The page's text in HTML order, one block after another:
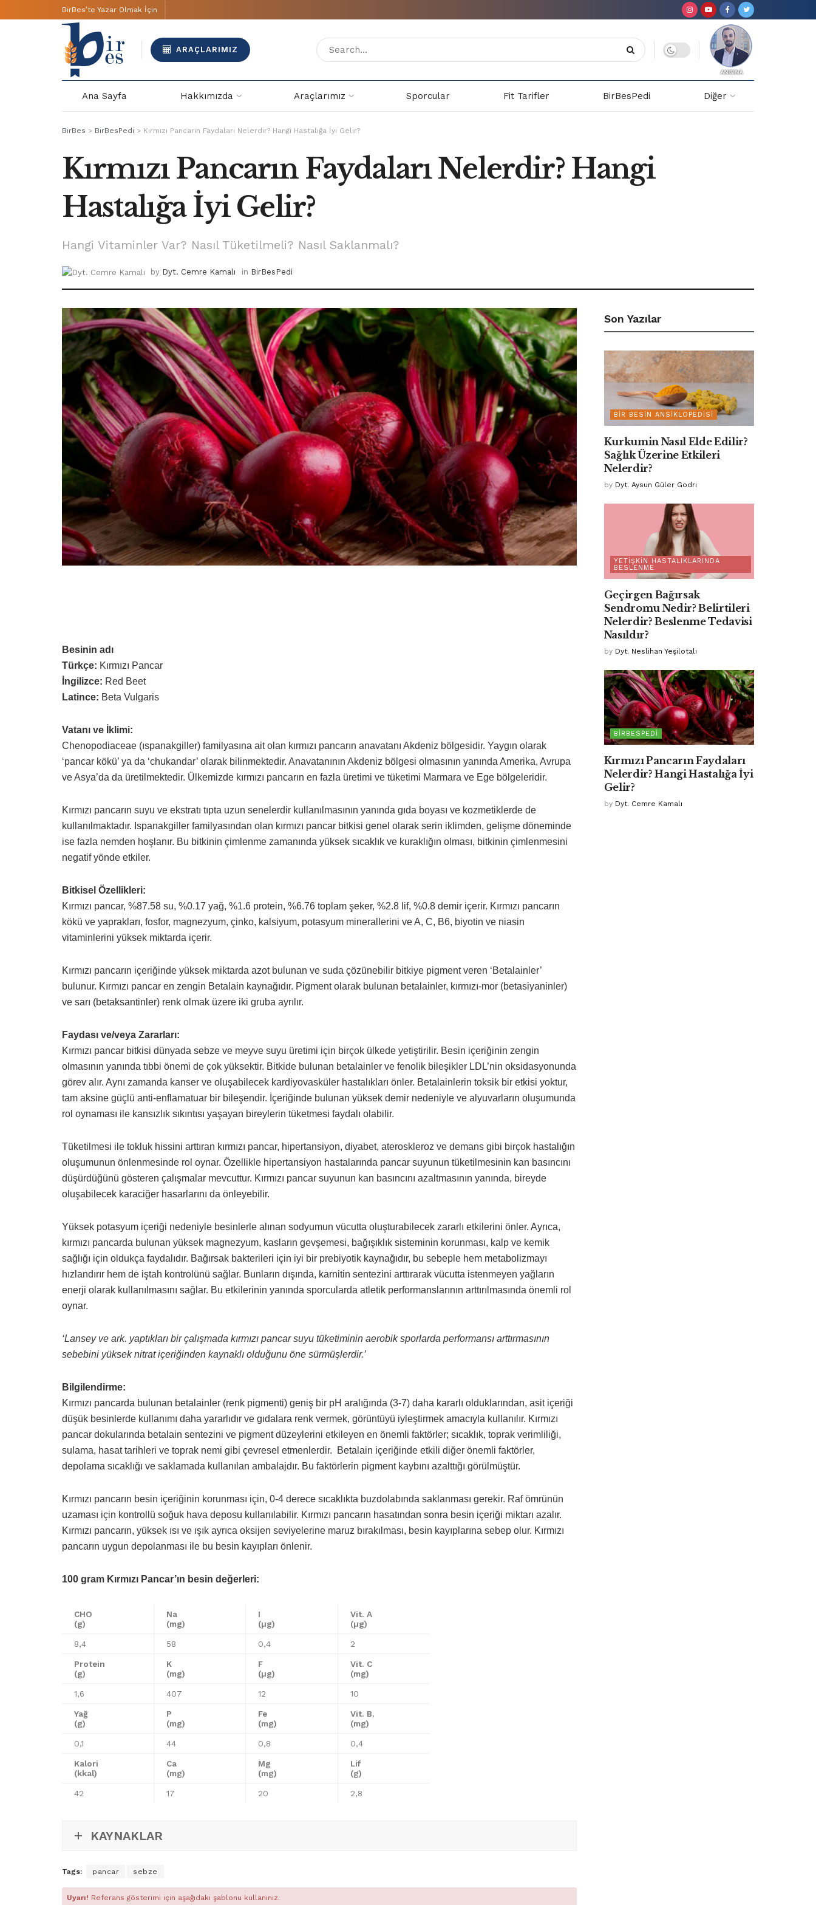
BirBes’te Yazar Olmak İçin
ARAÇLARIMIZ
Ana Sayfa Hakkımızda Araçlarımız Sporcular Fit Tarifler BirBesPedi Diğer
BirBes > BirBesPedi > Kırmızı Pancarın Faydaları Nelerdir? Hangi Hastalığa İyi Gelir?
Kırmızı Pancarın Faydaları Nelerdir? Hangi
Hastalığa İyi Gelir?
Hangi Vitaminler Var? Nasıl Tüketilmeli? Nasıl Saklanmalı?
by Dyt. Cemre Kamalı in BirBesPedi
Besinin adı
Türkçe: Kırmızı Pancar
İngilizce: Red Beet
Latince: Beta Vulgaris
Vatanı ve İklimi:
Chenopodiaceae (ıspanakgiller) familyasına ait olan kırmızı pancarın anavatanı Akdeniz bölgesidir. Yaygın olarak
‘pancar kökü’ ya da ‘chukandar’ olarak bilinmektedir. Anavatanının Akdeniz bölgesi olmasının yanında Amerika, Avrupa
ve Asya’da da üretilmektedir. Ülkemizde kırmızı pancarın en fazla üretimi ve tüketimi Marmara ve Ege bölgeleridir.
Kırmızı pancarın suyu ve ekstratı tıpta uzun senelerdir kullanılmasının yanında gıda boyası ve kozmetiklerde de
kullanılmaktadır. Ispanakgiller familyasından olan kırmızı pancar bitkisi genel olarak serin iklimden, gelişme döneminde
ise fazla nemden hoşlanır. Bu bitkinin çimlenme zamanında yüksek sıcaklık ve kuraklığın olması, bitkinin çimlenmesini
negatif yönde etkiler.
Bitkisel Özellikleri:
Kırmızı pancar, %87.58 su, %0.17 yağ, %1.6 protein, %6.76 toplam şeker, %2.8 lif, %0.8 demir içerir. Kırmızı pancarın
kökü ve yaprakları, fosfor, magnezyum, çinko, kalsiyum, potasyum minerallerini ve A, C, B6, biyotin ve niasin
vitaminlerini yüksek miktarda içerir.
Kırmızı pancarın içeriğinde yüksek miktarda azot bulunan ve suda çözünebilir bitkiye pigment veren ‘Betalainler’
bulunur. Kırmızı pancar en zengin Betalain kaynağıdır. Pigment olarak bulunan betalainler, kırmızı-mor (betasiyaninler)
ve sarı (betaksantinler) renk olmak üzere iki gruba ayrılır.
Faydası ve/veya Zararları:
Kırmızı pancar bitkisi dünyada sebze ve meyve suyu üretimi için birçok ülkede yetiştirilir. Besin içeriğinin zengin
olmasının yanında tıbbi önemi de çok yüksektir. Bitkide bulunan betalainler ve fenolik bileşikler LDL’nin oksidasyonunda
görev alır. Aynı zamanda kanser ve oluşabilecek kardiyovasküler hastalıkları önler. Betalainlerin toksik bir etkisi yoktur,
tam aksine güçlü anti-enflamatuar bir bileşendir. İçeriğinde bulunan yüksek demir nedeniyle ve alyuvarların oluşumunda
rol oynaması ile kansızlık sıkıntısı yaşayan bireylerin tüketmesi faydalı olabilir.
Tüketilmesi ile tokluk hissini arttıran kırmızı pancar, hipertansiyon, diyabet, ateroskleroz ve demans gibi birçok hastalığın
oluşumunun önlenmesinde rol oynar. Özellikle hipertansiyon hastalarında pancar suyunun tüketilmesinin kan basıncını
düşürdüğünü gösteren çalışmalar mevcuttur. Kırmızı pancar suyunun kan basıncını azaltmasının yanında, bireyde
oluşabilecek karaciğer hasarlarını da önleyebilir.
Yüksek potasyum içeriği nedeniyle besinlerle alınan sodyumun vücutta oluşturabilecek zararlı etkilerini önler. Ayrıca,
kırmızı pancarda bulunan yüksek magnezyum, kasların gevşemesi, bağışıklık sisteminin korunması, kalp ve kemik
sağlığı için oldukça faydalıdır. Bağırsak bakterileri için iyi bir prebiyotik kaynağıdır, bu sebeple hem metabolizmayı
hızlandırır hem de iştah kontrolünü sağlar. Bunların dışında, karnitin sentezini arttırarak vücutta istenmeyen yağların
enerji olarak kullanılmasını sağlar. Bu etkilerinin yanında sporcularda atletik performanslarının arttırılmasında önemli rol
oynar.
‘Lansey ve ark. yaptıkları bir çalışmada kırmızı pancar suyu tüketiminin aerobik sporlarda performansı arttırmasının
sebebini yüksek nitrat içeriğinden kaynaklı olduğunu öne sürmüşlerdir.’
Bilgilendirme:
Kırmızı pancarda bulunan betalainler (renk pigmenti) geniş bir pH aralığında (3-7) daha kararlı olduklarından, asit içeriği
düşük besinlerde kullanımı daha yararlıdır ve gıdalara renk vermek, görüntüyü iyleştirmek amacıyla kullanılır. Kırmızı
pancar dokularında betalain sentezini ve pigment düzeylerini etkileyen en önemli faktörler; sıcaklık, toprak verimliliği,
sulama, hasat tarihleri ve toprak nemi gibi çevresel etmenlerdir. Betalain içeriğinde etkili diğer önemli faktörler,
depolama sıcaklığı ve saklamada kullanılan ambalajdır. Bu faktörlerin pigment kaybını azalttığı görülmüştür.
Kırmızı pancarın besin içeriğinin korunması için, 0-4 derece sıcaklıkta buzdolabında saklanması gerekir. Raf ömrünün
uzaması için kontrollü soğuk hava deposu kullanılabilir. Kırmızı pancarın hasatından sonra besin içeriği miktarı azalır.
Kırmızı pancarın, yüksek ısı ve ışık ayrıca oksijen seviyelerine maruz bırakılması, besin kayıplarına sebep olur. Kırmızı
pancarın uygun depolanması ile bu besin kayıpları önlenir.
100 gram Kırmızı Pancar’ın besin değerleri:
CHO
(g)
Na
(mg)
I
(µg)
Vit. A
(µg)
8,4 58 0,4 2
Protein
(g)
K
(mg)
F
(µg)
Vit. C
(mg)
1,6 407 12 10
Yağ
(g)
P
(mg)
Fe
(mg)
Vit. B³
(mg)
0,1 44 0,8 0,4
Kalori
(kkal)
Ca
(mg)
Mg
(mg)
Lif
(g)
42 17 20 2,8
KAYNAKLAR
Tags: pancar sebze
Uyarı! Referans gösterimi için aşağıdaki şablonu kullanınız.
Son Yazılar
BIR BESIN ANSIKLOPEDISI
Kurkumin Nasıl Elde Edilir?
Sağlık Üzerine Etkileri
Nelerdir?
by Dyt. Aysun Güler Godri
YETIŞKIN HASTALIKLARINDA
BESLENME
Geçirgen Bağırsak
Sendromu Nedir? Belirtileri
Nelerdir? Beslenme Tedavisi
Nasıldır?
by Dyt. Neslihan Yeşilotalı
BIRBESPEDI
Kırmızı Pancarın Faydaları
Nelerdir? Hangi Hastalığa İyi
Gelir?
by Dyt. Cemre Kamalı